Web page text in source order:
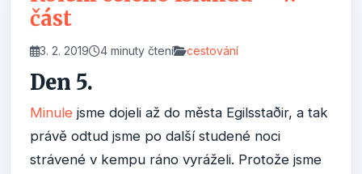
část
3. 2. 2019 4 minuty čtení cestování
Den 5.
Minule jsme dojeli až do města Egilsstaðir, a tak
právě odtud jsme po další studené noci
strávené v kempu ráno vyráželi. Protože jsme